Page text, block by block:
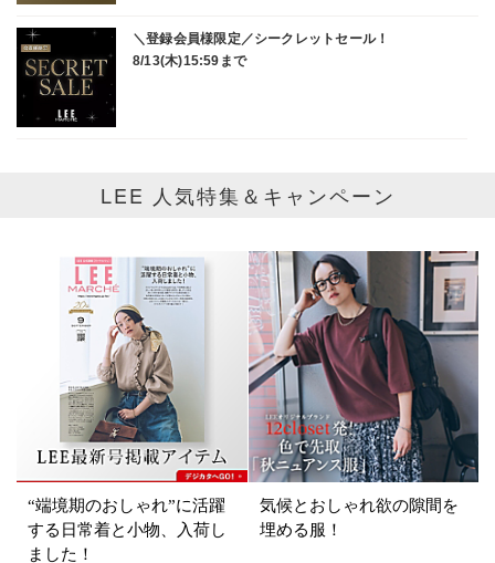
LEE 人気特集＆キャンペーン
“端境期のおしゃれ”に活躍
する日常着と小物、入荷し
ました！
気候とおしゃれ欲の隙間を
埋める服！